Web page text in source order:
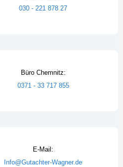
030 - 221 878 27
Büro Chemnitz:
0371 - 33 717 855
E-Mail:
Info@Gutachter-Wagner.de